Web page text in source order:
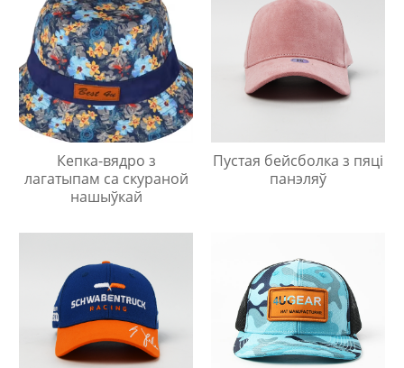
Кепка-вядро з
лагатыпам са скураной
нашыўкай
Пустая бейсболка з пяці
панэляў